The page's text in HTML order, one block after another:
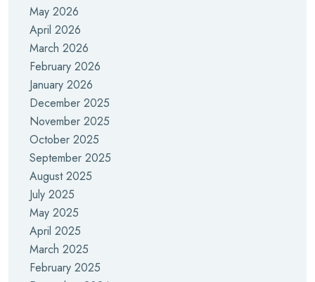
May 2026
April 2026
March 2026
February 2026
January 2026
December 2025
November 2025
October 2025
September 2025
August 2025
July 2025
May 2025
April 2025
March 2025
February 2025